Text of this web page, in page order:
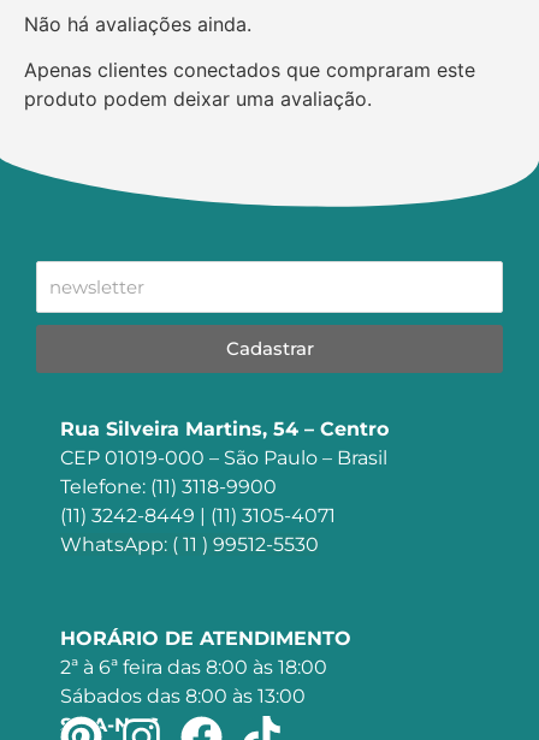
Não há avaliações ainda.
Apenas clientes conectados que compraram este
produto podem deixar uma avaliação.
Cadastrar
Rua Silveira Martins, 54 – Centro
CEP 01019-000 – São Paulo – Brasil
Telefone: (11) 3118-9900
(11) 3242-8449 | (11) 3105-4071
WhatsApp: ( 11 ) 99512-5530
HORÁRIO DE ATENDIMENTO
2ª à 6ª feira das 8:00 às 18:00
Sábados das 8:00 às 13:00
SIGA-NOS